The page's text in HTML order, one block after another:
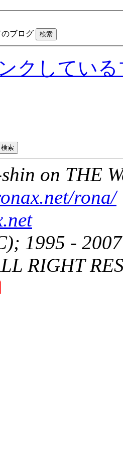
ブログ
クしてい
on THE
rona/
1995 -
RIGHT